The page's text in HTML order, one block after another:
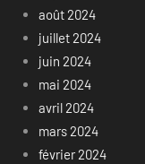
août 2024
juillet 2024
juin 2024
mai 2024
avril 2024
mars 2024
février 2024